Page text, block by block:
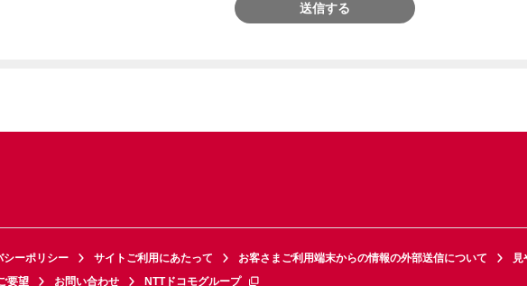
送信する
シーポリシー サイトご利用にあたって お客さまご利用端末からの情報の外部送信について
見
要望 お問い合わせ NTTドコモグループ